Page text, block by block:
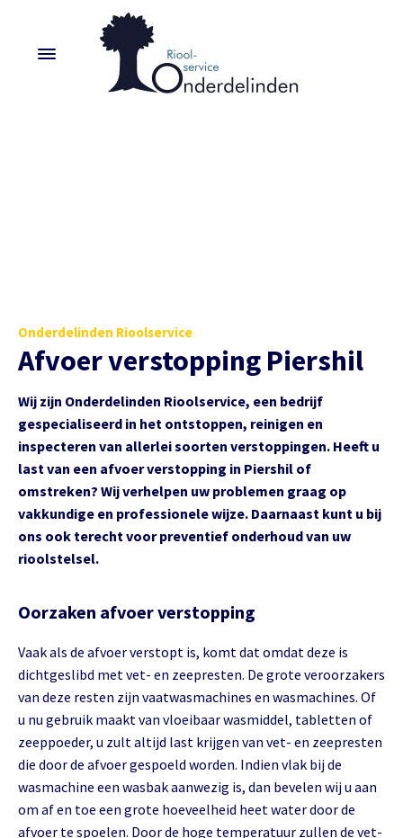
Onderdelinden Rioolservice
Afvoer verstopping Piershil
Wij zijn Onderdelinden Rioolservice, een bedrijf
gespecialiseerd in het ontstoppen, reinigen en
inspecteren van allerlei soorten verstoppingen. Heeft u
last van een afvoer verstopping in Piershil of
omstreken? Wij verhelpen uw problemen graag op
vakkundige en professionele wijze. Daarnaast kunt u bij
ons ook terecht voor preventief onderhoud van uw
rioolstelsel.
Oorzaken afvoer verstopping
Vaak als de afvoer verstopt is, komt dat omdat deze is
dichtgeslibd met vet- en zeepresten. De grote veroorzakers
van deze resten zijn vaatwasmachines en wasmachines. Of
u nu gebruik maakt van vloeibaar wasmiddel, tabletten of
zeeppoeder, u zult altijd last krijgen van vet- en zeepresten
die door de afvoer gespoeld worden. Indien vlak bij de
wasmachine een wasbak aanwezig is, dan bevelen wij u aan
om af en toe een grote hoeveelheid heet water door de
afvoer te spoelen. Door de hoge temperatuur zullen de vet-